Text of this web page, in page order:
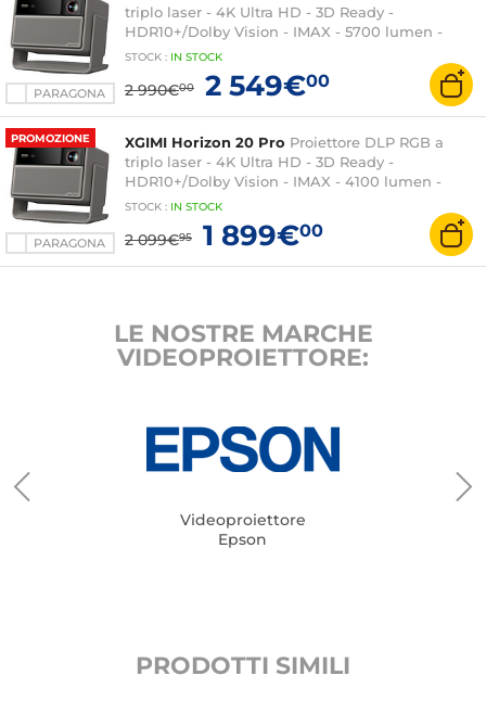
PARAGONA
triplo laser - 4K Ultra HD - 3D Ready -
HDR10+/Dolby Vision - IMAX - 5700 lumen -
Autofocus - Google TV - Wi-Fi/Bluetooth -
HDMI/USB - Harman/Kardon 2 x 12 W Dolby
Audio
STOCK : IN STOCK
2 990€00 2 549€00
PROMOZIONE
PARAGONA
XGIMI Horizon 20 Pro Proiettore DLP RGB a
triplo laser - 4K Ultra HD - 3D Ready -
HDR10+/Dolby Vision - IMAX - 4100 lumen -
Autofocus - Google TV - Wi-Fi/Bluetooth -
HDMI/USB - Harman/Kardon 2 x 12 W Dolby
Audio
STOCK : IN STOCK
2 099€95 1 899€00
LE NOSTRE MARCHE
VIDEOPROIETTORE:
Videoproiettore
Epson
PRODOTTI SIMILI